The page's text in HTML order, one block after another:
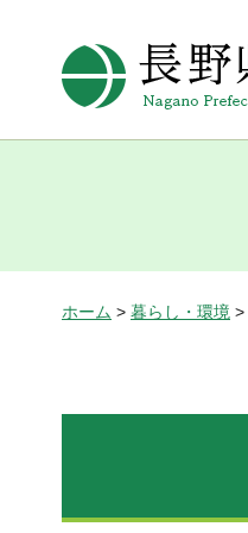
ホーム > 暮らし・環境 >